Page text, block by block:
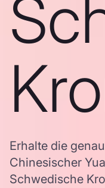
Erhalte die
Chinesischer
Schwedische